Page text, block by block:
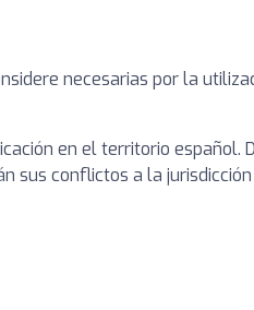
necesarias por la
en el territorio español.
sus conflictos a la